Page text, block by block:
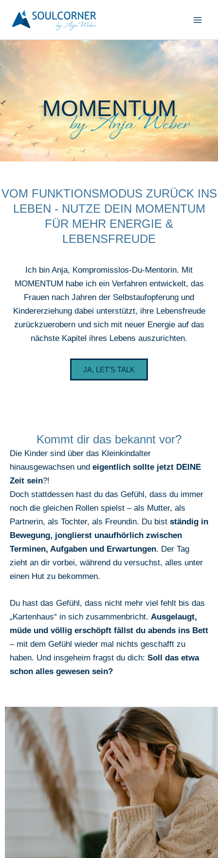
Inhalt
springen
MOMENTUM
VOM FUNKTIONSMODUS ZURÜCK INS
LEBEN - NUTZE DEIN MOMENTUM
FÜR MEHR ENERGIE &
LEBENSFREUDE
Ich bin Anja, Kompromisslos-Du-Mentorin. Mit
MOMENTUM habe ich ein Verfahren entwickelt, das
Frauen nach Jahren der Selbstaufopferung und
Kindererziehung dabei unterstützt, ihre Lebensfreude
zurückzuerobern und sich mit neuer Energie auf das
nächste Kapitel ihres Lebens auszurichten.
JA, LET'S TALK
Kommt dir das bekannt vor?
Die Kinder sind über das Kleinkindalter
hinausgewachsen und eigentlich sollte jetzt DEINE
Zeit sein?!
Doch stattdessen hast du das Gefühl, dass du immer
noch die gleichen Rollen spielst – als Mutter, als
Partnerin, als Tochter, als Freundin. Du bist ständig in
Bewegung, jonglierst unaufhörlich zwischen
Terminen, Aufgaben und Erwartungen. Der Tag
zieht an dir vorbei, während du versuchst, alles unter
einen Hut zu bekommen.
Du hast das Gefühl, dass nicht mehr viel fehlt bis das
„Kartenhaus“ in sich zusammenbricht. Ausgelaugt,
müde und völlig erschöpft fällst du abends ins Bett
– mit dem Gefühl wieder mal nichts geschafft zu
haben. Und insgeheim fragst du dich: Soll das etwa
schon alles gewesen sein?